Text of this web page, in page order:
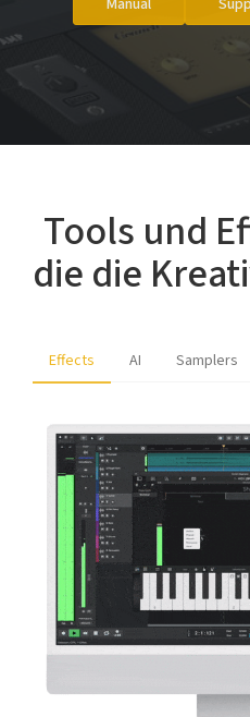
Manual
Tools und
die die
Effects AI Samplers